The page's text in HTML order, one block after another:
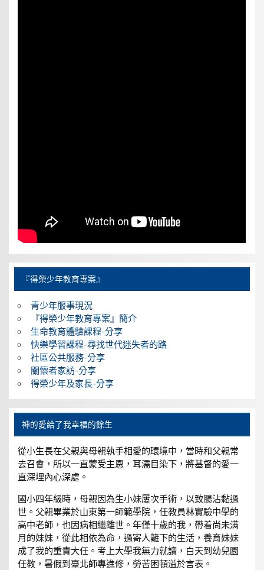
『得榮少年教育專案』
青少年服事現況
『得榮少年教育專案』簡介
生命教育體驗課程-分享
快樂學習課程-尋找世代迷失者的路
社區公共服務-分享
關懷者家訪-分享
得榮少年及家長-分享
神的愛給了我幸福的餘生
從小生長在父親與母親執手相愛的環境中，當時和父親常
去召會，所以一直蒙受主恩，耳濡目染下，將基督的愛一
直深埋內心深處。
國小四年級時，母親因為生小妹屢次手術，以致腸沾黏過
世。父親畢業於山東第一師範學院，任教員林實驗中學的
高中老師，也因病相繼離世。年僅十歲的我，帶着尚未满
月的妹妹，從此相依為命，過寄人籬下的生活，養育妹妹
成了我的重責大任。考上大學我無力就讀，白天到幼兒園
任教，暑假到臺北師專進修，勞苦困頓溢於言表。